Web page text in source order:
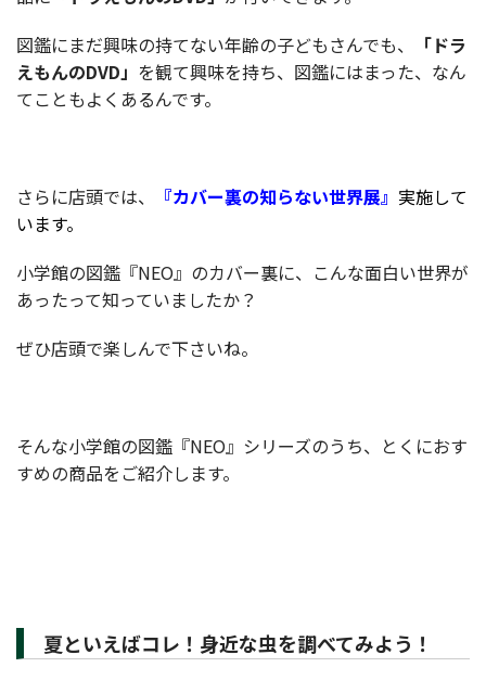
図鑑にまだ興味の持てない年齢の子どもさんでも、
「ドラ
えもんのDVD」 を観て興味を持ち、図鑑にはまった、なん
てこともよくあるんです。
さらに店頭では、 『カバー裏の知らない世界展』 実施して
います。
小学館の図鑑『NEO』のカバー裏に、こんな面白い世界が
あったって知っていましたか？
ぜひ店頭で楽しんで下さいね。
そんな小学館の図鑑『NEO』シリーズのうち、とくにおす
すめの商品をご紹介します。
夏といえばコレ！身近な虫を調べてみよう！